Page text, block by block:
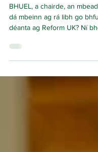
mar is
BHUEL, a chairde, an
déanta ag Reform UK? Ní
seans go mbeadh iontas ort